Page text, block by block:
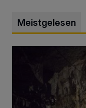
Meistgelesen